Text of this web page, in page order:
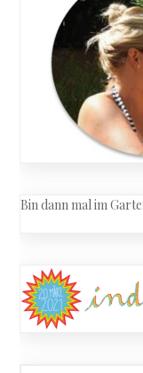
Bin dann mal im